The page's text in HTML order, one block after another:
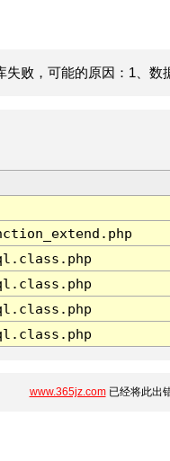
败，可能的原因：1、数
www.365jz.com已经将此出